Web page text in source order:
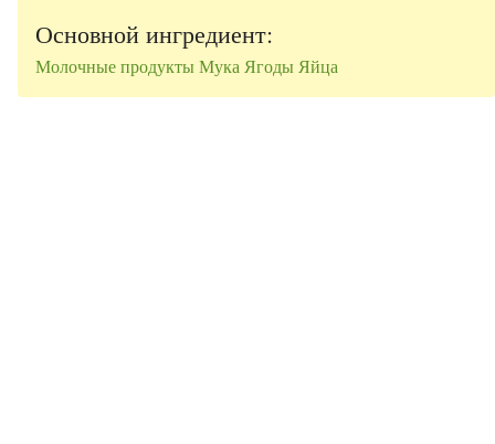
Основной ингредиент:
Молочные продуктыМукаЯгодыЯйца